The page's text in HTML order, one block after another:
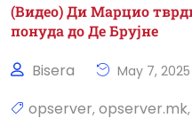
(Видео) Ди Марцио
понуда до Де Брујне
Bisera May 7, 2025
opserver, opserver.mk,